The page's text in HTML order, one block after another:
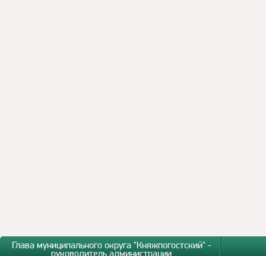
Глава муниципального округа "Княжпогостский" -
руководитель администрации